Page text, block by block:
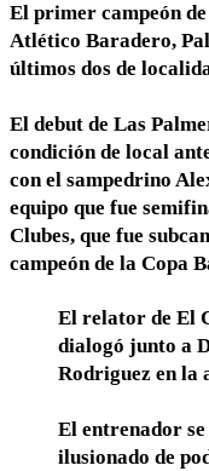
El primer campeón
Atlético Baradero,
últimos dos de
El debut de Las
condición de local
con el sampedrino
equipo que fue
Clubes, que fue
campeón de la Copa
El relator de El
dialogó junto a
Rodriguez en la
El entrenador
ilusionado de